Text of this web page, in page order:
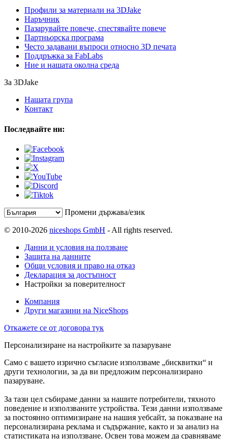
Профили за материали на 3DJake
Наръчник
Пазарувайте повече, спестявайте повече
Партньорска програма
Често задавани въпроси относно 3D печата
Поддръжка за FabLabs
Ние и нашата околна среда
За 3DJake
Нашата група
Контакт
Последвайте ни:
Промени държава/език
© 2010-2026 niceshops GmbH - All rights reserved.
Данни и условия на ползване
Защита на данните
Общи условия и право на отказ
Декларация за достъпност
Настройки за поверителност
Компания
Други магазини на NiceShops
Откажете се от договора тук
Персонализиране на настройките за пазаруване
Само с вашето изрично съгласие използваме „бисквитки“ и
други технологии, за да ви предложим персонализирано
пазаруване.
За тази цел събираме данни за нашите потребители, тяхното
поведение и използваните устройства. Тези данни използваме
за постоянно оптимизиране на нашия уебсайт, за показване на
персонализирана реклама и съдържание, както и за анализ на
статистиката на използване. Освен това можем да сравняваме